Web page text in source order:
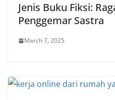
Jenis Buku Fiksi:
Penggemar Sastra
March 7, 2025